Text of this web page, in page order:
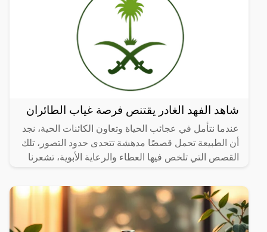
شاهد الفهد الغادر يقتنص فرصة غياب الطائران
عندما نتأمل في عجائب الحياة وتعاون الكائنات الحية، نجد
أن الطبيعة تحمل قصصًا مدهشة تتحدى حدود التصور، تلك
القصص التي تلخص فيها العطاء والرعاية الأبوية، تشعرنا